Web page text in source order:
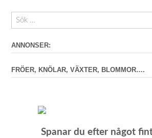
ANNONSER:
FRÖER, KNÖLAR, VÄXTER, BLOMMOR….
Spanar du efter något